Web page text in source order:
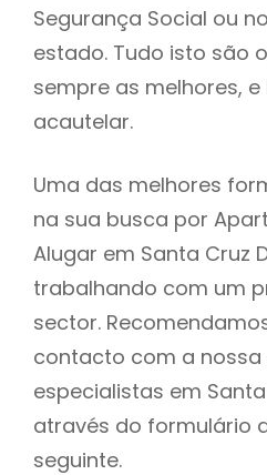
Segurança Social ou
estado. Tudo isto são
sempre as melhores,
acautelar.
Uma das melhores
na sua busca por
Alugar em Santa Cruz
trabalhando com um
sector.
contacto com a nossa
especialistas em
através do formulário
seguinte.